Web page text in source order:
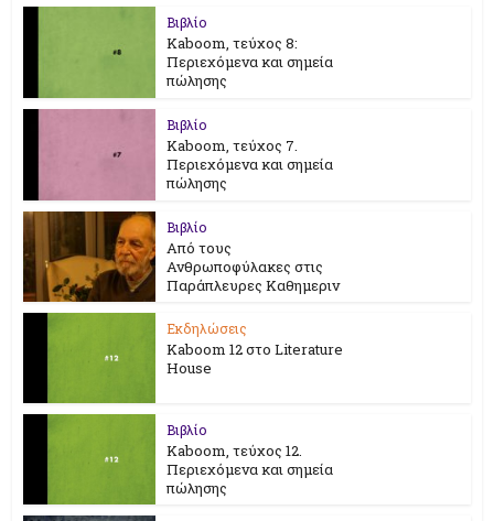
Βιβλίο
Kaboom, τεύχος 8:
Περιεχόμενα και σημεία
πώλησης
Βιβλίο
Kaboom, τεύχος 7.
Περιεχόμενα και σημεία
πώλησης
Βιβλίο
Από τους
Ανθρωποφύλακες στις
Παράπλευρες Καθημεριν
Εκδηλώσεις
Kaboom 12 στο Literature
House
Βιβλίο
Kaboom, τεύχος 12.
Περιεχόμενα και σημεία
πώλησης